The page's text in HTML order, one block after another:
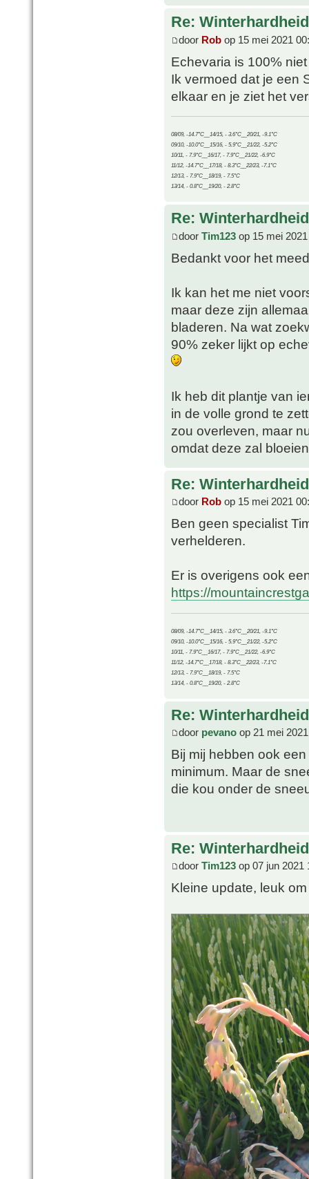
Re:
door Rob op 15 mei 2021
Echevaria is 100%
Ik vermoed dat je een
elkaar en je ziet het
08/09, -14.7°C__14/15, - 3.6°C__20/21, -9.1°C
09/10, -10.0°C__15/16, - 5.9°C__21/22, -5.2°C
10/11, - 7.9°C__16/17, - 7.9°C__21/22, -6.9°C
11/12, -14.7°C__17/18, - 8.3°C__22/23, -7.1°C
12/13, - 7.9°C__18/19, - 7.5°C
13/14, - 0.8°C__19/20, - 2.8°C
Re:
door Tim123 op 15 mei
Bedankt voor het
Ik kan het me niet
maar deze zijn
bladeren. Na wat
90% zeker lijkt op
Ik heb dit plantje van
in de volle grond te
zou overleven, maar
omdat deze zal
Re:
door Rob op 15 mei 2021
Ben geen specialist
verhelderen.
Er is overigens ook
https://
08/09, -14.7°C__14/15, - 3.6°C__20/21, -9.1°C
09/10, -10.0°C__15/16, - 5.9°C__21/22, -5.2°C
10/11, - 7.9°C__16/17, - 7.9°C__21/22, -6.9°C
11/12, -14.7°C__17/18, - 8.3°C__22/23, -7.1°C
12/13, - 7.9°C__18/19, - 7.5°C
13/14, - 0.8°C__19/20, - 2.8°C
Re:
door pevano op 21 mei
Bij mij hebben ook
minimum. Maar de
die kou onder de
Re:
door Tim123 op 07 jun 2021
Kleine update, leuk